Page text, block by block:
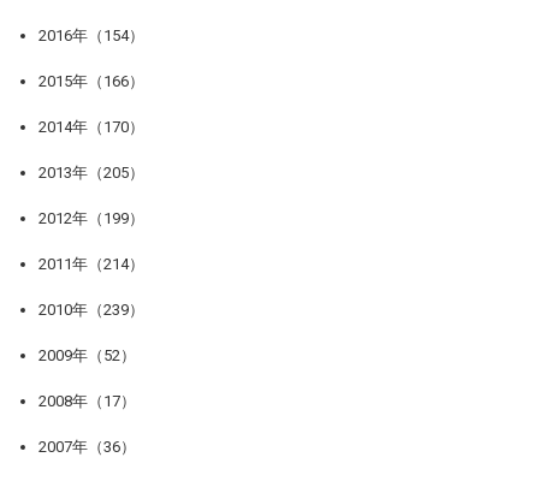
2016年（154）
2015年（166）
2014年（170）
2013年（205）
2012年（199）
2011年（214）
2010年（239）
2009年（52）
2008年（17）
2007年（36）